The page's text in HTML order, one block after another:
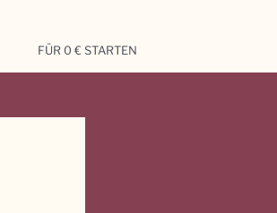
FÜR 0 € STARTEN